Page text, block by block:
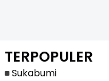
TERPOPULER
Sukabumi